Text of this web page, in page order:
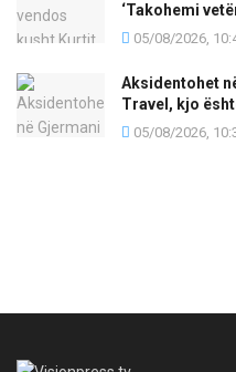
‘Takohemi
05/08/2026,
Aksidentohet
Travel, kjo
05/08/2026,